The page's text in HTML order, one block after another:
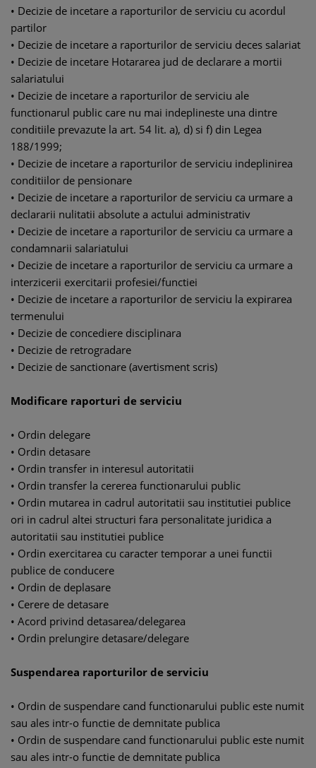
• Decizie de incetare a raporturilor de serviciu cu acordul
partilor
• Decizie de incetare a raporturilor de serviciu deces salariat
• Decizie de incetare Hotararea jud de declarare a mortii
salariatului
• Decizie de incetare a raporturilor de serviciu ale
functionarul public care nu mai indeplineste una dintre
conditiile prevazute la art. 54 lit. a), d) si f) din Legea
188/1999;
• Decizie de incetare a raporturilor de serviciu indeplinirea
conditiilor de pensionare
• Decizie de incetare a raporturilor de serviciu ca urmare a
declararii nulitatii absolute a actului administrativ
• Decizie de incetare a raporturilor de serviciu ca urmare a
condamnarii salariatului
• Decizie de incetare a raporturilor de serviciu ca urmare a
interzicerii exercitarii profesiei/functiei
• Decizie de incetare a raporturilor de serviciu la expirarea
termenului
• Decizie de concediere disciplinara
• Decizie de retrogradare
• Decizie de sanctionare (avertisment scris)
Modificare raporturi de serviciu
• Ordin delegare
• Ordin detasare
• Ordin transfer in interesul autoritatii
• Ordin transfer la cererea functionarului public
• Ordin mutarea in cadrul autoritatii sau institutiei publice
ori in cadrul altei structuri fara personalitate juridica a
autoritatii sau institutiei publice
• Ordin exercitarea cu caracter temporar a unei functii
publice de conducere
• Ordin de deplasare
• Cerere de detasare
• Acord privind detasarea/delegarea
• Ordin prelungire detasare/delegare
Suspendarea raporturilor de serviciu
• Ordin de suspendare cand functionarului public este numit
sau ales intr-o functie de demnitate publica
• Ordin de suspendare cand functionarului public este numit
sau ales intr-o functie de demnitate publica